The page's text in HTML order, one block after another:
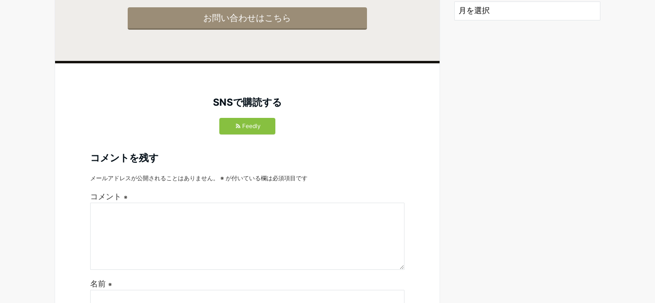
お問い合わせはこちら
SNSで購読する
Feedly
コメントを残す
メールアドレスが公開されることはありません。 ※ が付いている欄は必須項目です
コメント ※
名前 ※